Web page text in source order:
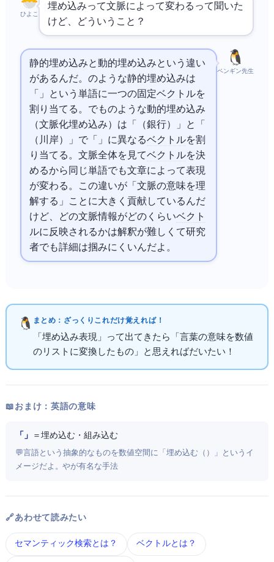
ひよこ
埋め込みって文脈によって変わるって聞いた
けど、どういうこと？
ペンギン先生
静的埋め込みと動的埋め込みという違い
があるんだ。 のような静的埋め込みは
「bank」という単語に一つの固定ベクトルを
割り当てる。でものような動的埋め込み
（文脈化埋め込み）は「I went to the bank（銀行）」と「The river
bank（川岸）」で「bank」に異なるベクトルを割
り当てる。文脈全体を見てベクトルを決
めるから同じ単語でも文章によって表現
が変わる。この違いが「文脈の意味を理
解する」ことに大きく貢献しているんだ
けど、どの文脈情報がどのくらいベクト
ルに反映されるかは解釈が難しくてAI研究
者でも詳細は掴みにくいんだよ。
まとめ：ざっくりこれだけ覚えればOK！
「埋め込み表現」って出てきたら「言葉の意味を数値
のリストに変換したもの」と思えればだいたいOK！
📖 おまけ：英語の意味
「Embedding」 ＝ 埋め込む・組み込む
💬 言語という抽象的なものを数値空間に「埋め込む（embed）」というイ
メージだよ。Word2VecやBERTが有名な手法
🔗 あわせて読みたい
セマンティック検索 とは？ ベクトル とは？